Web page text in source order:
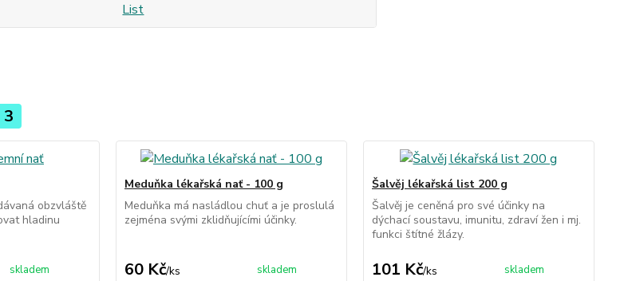
List
3
obzvláště
hladinu
skladem
Meduňka lékařská nať - 100 g
Meduňka má nasládlou chuť a je proslulá
zejména svými zklidňujícími účinky.
60 Kč/ks skladem
Šalvěj lékařská list 200 g
Šalvěj je ceněná pro své účinky na
dýchací soustavu, imunitu, zdraví žen i mj.
funkci štítné žlázy.
101 Kč/ks skladem